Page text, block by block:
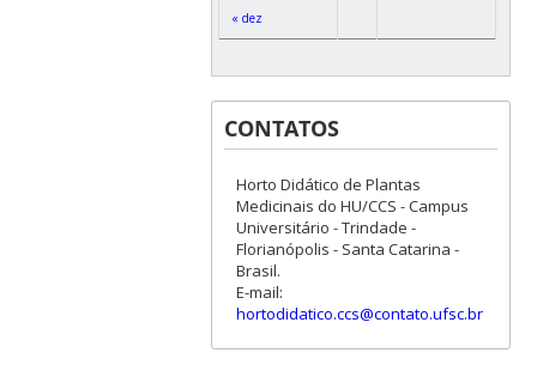
« dez
CONTATOS
Horto Didático de Plantas
Medicinais do HU/CCS - Campus
Universitário - Trindade -
Florianópolis - Santa Catarina -
Brasil.
E-mail:
hortodidatico.ccs@contato.ufsc.br